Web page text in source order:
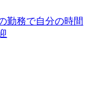
勤務で自分の時間